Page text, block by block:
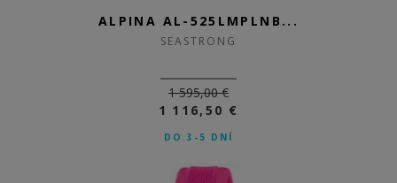
ALPINA AL-525LMPLNB...
SEASTRONG
1 595,00 €
1 116,50 €
DO 3-5 DNÍ